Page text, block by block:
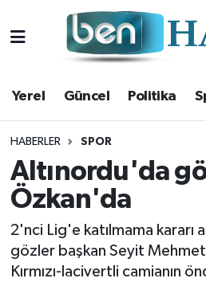
Yerel Güncel Politika
HABERLER SPOR
Altınordu'da
Özkan'da
2'nci Lig'e katılmama kararı
gözler başkan Seyit
Kırmızı-lacivertli camianın
Yerel
Güncel
Politika
Spor
Ekonomi
Sağlık
Hava Durumu
Trafik Durumu
Süper Lig Puan Durumu
Tüm Manşetler
Son Dakika Haberleri
Haber Arşivi